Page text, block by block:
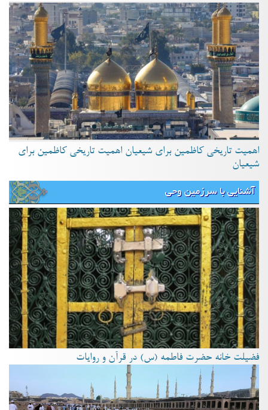
اهمیت تاریخی کاظمین برای شیعیان اهمیت تاریخی کاظمین برای
شیعیان
آشنایی با سرزمین وحی
فضیلت خانه حضرت فاطمه (س) در قرآن و روایات